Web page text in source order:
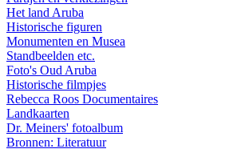
Het land Aruba
Historische figuren
Monumenten en Musea
Standbeelden etc.
Foto's Oud Aruba
Historische filmpjes
Rebecca Roos Documentaires
Landkaarten
Dr. Meiners' fotoalbum
Bronnen: Literatuur